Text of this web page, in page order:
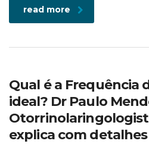
read more
Qual é a Frequência
ideal? Dr Paulo
explica com detalhes